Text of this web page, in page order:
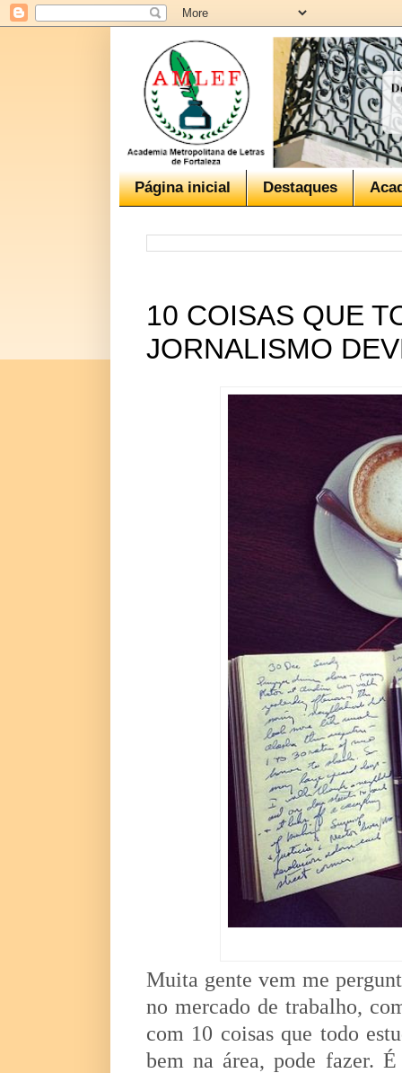
Página inicial Destaques
10 COISAS QUE
JORNALISMO
Muita gente vem me
no mercado de trabalho,
com 10 coisas que todo
bem na área, pode fazer.